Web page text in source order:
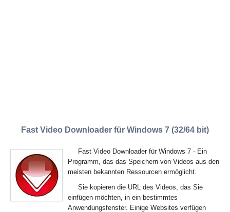
Fast Video Downloader für Windows 7 (32/64 bit)
Fast Video Downloader für Windows 7 - Ein
Programm, das das Speichern von Videos aus den
meisten bekannten Ressourcen ermöglicht.
Sie kopieren die URL des Videos, das Sie
einfügen möchten, in ein bestimmtes
Anwendungsfenster. Einige Websites verfügen